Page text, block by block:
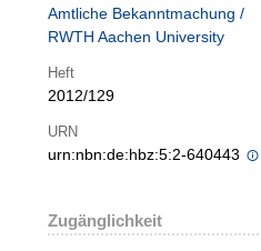
Amtliche Bekanntmachung /
RWTH Aachen University
Heft
2012/129
URN
urn:nbn:de:hbz:5:2-640443
Zugänglichkeit